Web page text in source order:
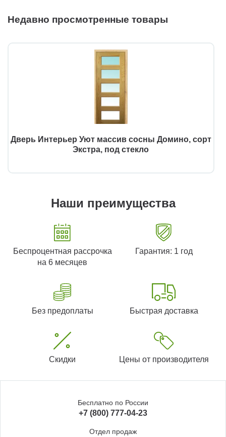
Недавно просмотренные товары
Дверь Интерьер Уют массив сосны Домино, сорт
Экстра, под стекло
Наши преимущества
Беспроцентная рассрочка
на 6 месяцев
Гарантия: 1 год
Без предоплаты Быстрая доставка
Скидки Цены от производителя
Бесплатно по России
+7 (800) 777-04-23
Отдел продаж